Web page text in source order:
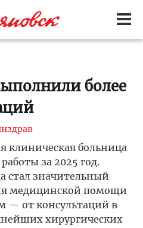
более
клиническая больница
за 2025 год.
стал значительный
медицинской помощи
— от консультаций в
хирургических